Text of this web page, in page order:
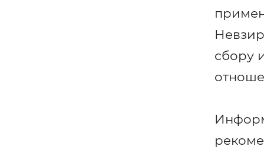
сбору